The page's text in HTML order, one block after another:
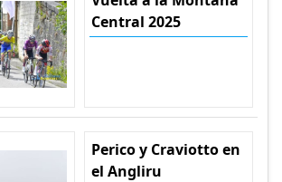
Central 2025
Perico y Craviotto en
el Angliru